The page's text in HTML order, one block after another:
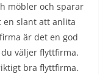
möbler och sparar
en slant att anlita
är det en god
väljer flyttfirma.
bra flyttfirma.